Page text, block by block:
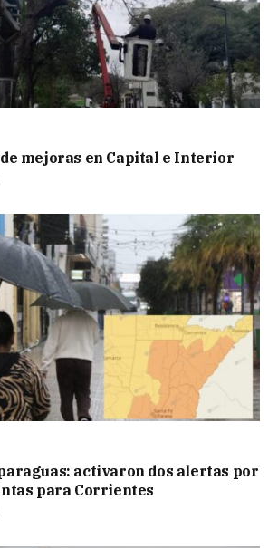
mejoras en Capital e Interior
activaron dos alertas por
para Corrientes